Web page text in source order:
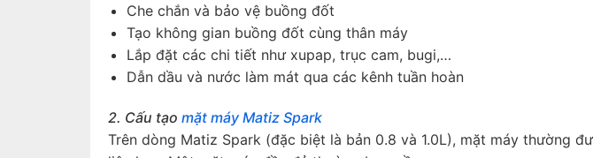
Che chắn và bảo vệ buồng đốt
Tạo không gian buồng đốt cùng thân máy
Lắp đặt các chi tiết như xupap, trục cam, bugi,…
Dẫn dầu và nước làm mát qua các kênh tuần hoàn
2. Cấu tạo mặt máy Matiz Spark
Trên dòng Matiz Spark (đặc biệt là bản 0.8 và 1.0L), mặt máy thường